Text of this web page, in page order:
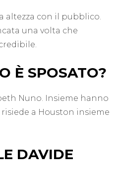
altezza con il pubblico.
una volta che
È SPOSATO?
Nuno. Insieme hanno
a Houston insieme
DAVIDE